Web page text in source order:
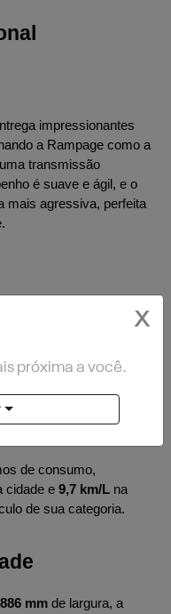
a Rampage como a
transmissão
mais agressiva, perfeita
, a Laramie é perfeita para
estabilidade e
de consumo,
cidade e 9,7 km/L na
de sua categoria.
mm de largura, a
X
próxima a você.